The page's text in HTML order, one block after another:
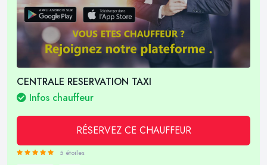
CENTRALE RESERVATION TAXI
Infos chauffeur
RÉSERVEZ CE CHAUFFEUR
5 étoiles